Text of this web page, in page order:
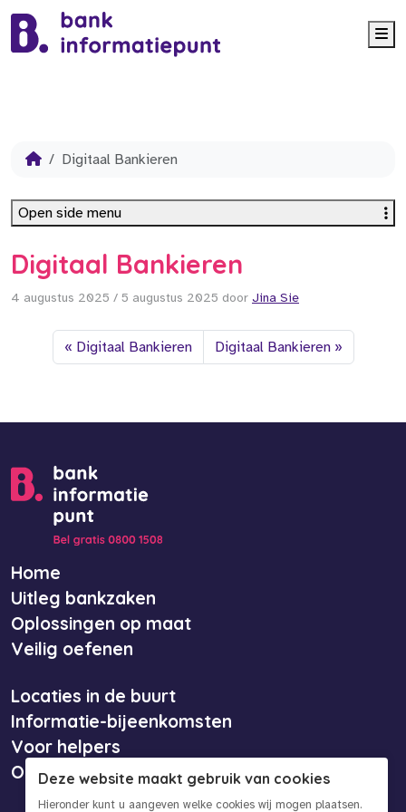
Digitaal Bankieren
Digitaal Bankieren
4 augustus 2025 / 5 augustus 2025 door Jina Sie
Digitaal Bankieren Digitaal Bankieren
Open side menu
Home
Uitleg bankzaken
Oplossingen op maat
Veilig oefenen
Locaties in de buurt
Informatie-bijeenkomsten
Voor helpers
Over ons
Deze website maakt gebruik van cookies
Hieronder kunt u aangeven welke cookies wij mogen plaatsen.